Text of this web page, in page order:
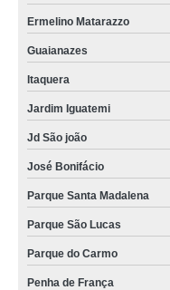
Ermelino Matarazzo
Guaianazes
Itaquera
Jardim Iguatemi
Jd São joão
José Bonifácio
Parque Santa Madalena
Parque São Lucas
Parque do Carmo
Penha de França